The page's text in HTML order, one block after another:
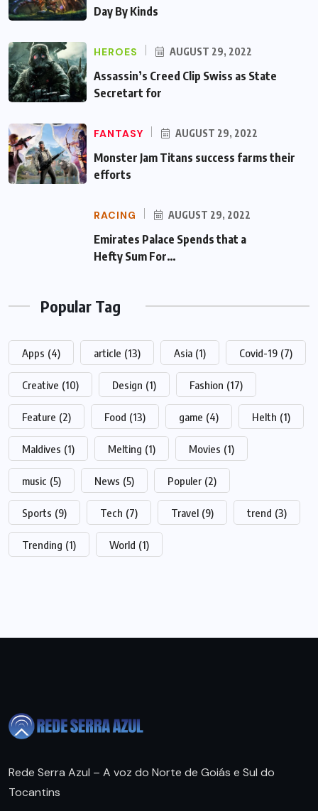
Day By Kinds
HEROES AUGUST 29, 2022
Assassin’s Creed Clip Swiss as State
Secretart for
FANTASY AUGUST 29, 2022
Monster Jam Titans success farms their
efforts
RACING AUGUST 29, 2022
Emirates Palace Spends that a Hefty Sum
For…
Popular Tag
Apps (4) article (13) Asia (1) Covid-19 (7)
Creative (10) Design (1) Fashion (17)
Feature (2) Food (13) game (4) Helth (1)
Maldives (1) Melting (1) Movies (1)
music (5) News (5) Populer (2)
Sports (9) Tech (7) Travel (9) trend (3)
Trending (1) World (1)
Rede Serra Azul – A voz do Norte de Goiás e Sul do
Tocantins